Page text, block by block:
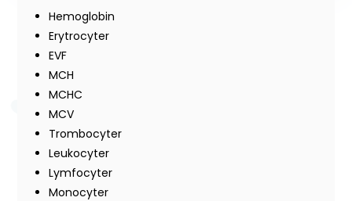
Hemoglobin
Erytrocyter
EVF
MCH
MCHC
MCV
Trombocyter
Leukocyter
Lymfocyter
Monocyter